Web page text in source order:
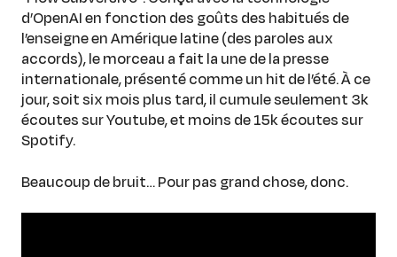
d’OpenAI en fonction des goûts des habitués de
l’enseigne en Amérique latine (des paroles aux
accords), le morceau a fait la une de la presse
internationale, présenté comme un hit de l’été. À ce
jour, soit six mois plus tard, il cumule seulement 3k
écoutes sur Youtube, et moins de 15k écoutes sur
Spotify.
Beaucoup de bruit… Pour pas grand chose, donc.